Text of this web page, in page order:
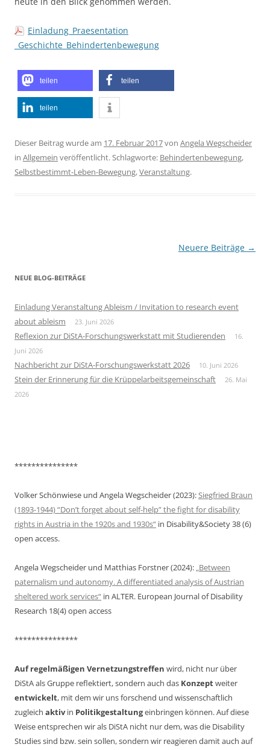
Einladung_Praesentation
_Geschichte_Behindertenbewegung
teilen teilen
teilen
Dieser Beitrag wurde am 17. Februar 2017von Angela Wegscheider
in Allgemein veröffentlicht. Schlagworte: Behindertenbewegung,
Selbstbestimmt-Leben-Bewegung,Veranstaltung.
Neuere Beiträge →
NEUE BLOG-BEITRÄGE
Einladung Veranstaltung Ableism / Invitation to research event
about ableism
23. Juni 2026
Reflexion zur DiStA-Forschungswerkstatt mit Studierenden
16.
Juni 2026
Nachbericht zur DiStA-Forschungswerkstatt 2026 10. Juni 2026
Stein der Erinnerung für die Krüppelarbeitsgemeinschaft
26. Mai
2026
***************
Volker Schönwiese und Angela Wegscheider (2023):Siegfried Braun
(1893-1944) “Don’t forget about self-help” the fight for disability
rights in Austria in the 1920s and 1930s“ in Disability&Society 38 (6)
open access.
Angela Wegscheider und Matthias Forstner (2024): „Between
paternalism und autonomy. A differentiated analysis of Austrian
sheltered work services“ in ALTER. European Journal of Disability
Research 18(4) open access
***************
Auf regelmäßigen Vernetzungstreffen wird, nicht nur über
DiStA als Gruppe reflektiert, sondern auch das Konzeptweiter
entwickelt, mit dem wir uns forschend und wissenschaftlich
zugleich aktivin Politikgestaltungeinbringen können. Auf diese
Weise entsprechen wir als DiStA nicht nur dem, was die Disability
Studies sind bzw. sein sollen, sondern wir reagieren damit auch auf